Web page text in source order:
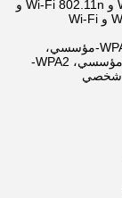
Wi-Fi 802.11g و Wi-Fi 802.11b و Wi-Fi 802.11n و
Wi-Fi 802.11ac و Wi-Fi 802.11a و Wi-Fi
WPA2-PSK، WPA2، WPA3، WPA2-مؤسسي،
WPA-PSK، WPA، WEP، WPA-مؤسسي، WPA2-